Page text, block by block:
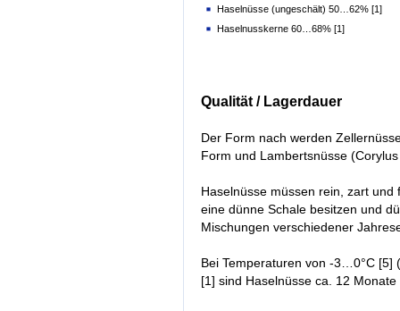
Haselnüsse (ungeschält) 50…62% [1]
Haselnusskerne 60…68% [1]
Qualität / Lagerdauer
Der Form nach werden
Form und Lambertsnüsse
Haselnüsse müssen rein, zart
eine dünne Schale besitzen und
Mischungen verschiedener
Bei Temperaturen von -3…0°C
[1] sind Haselnüsse ca. 12 Monate